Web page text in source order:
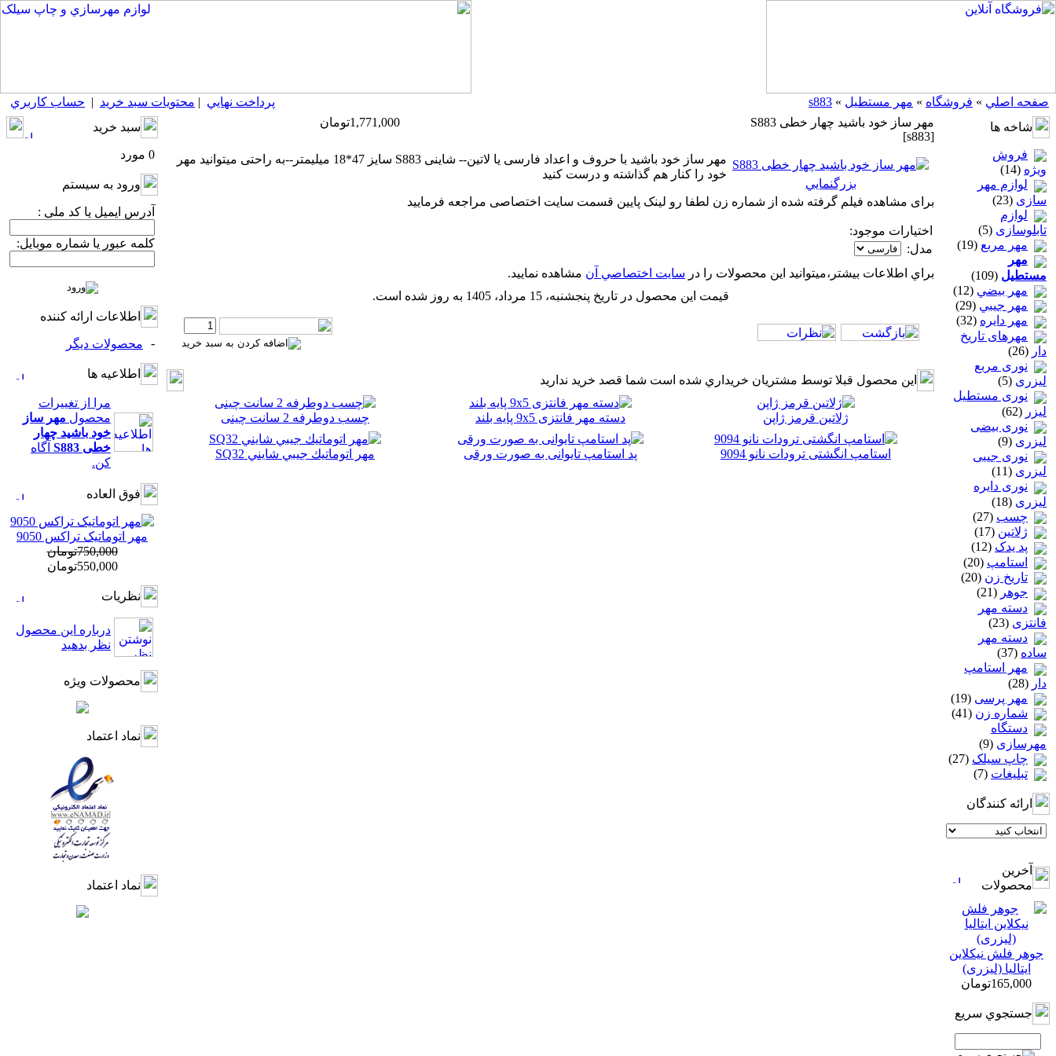
صفحه اصلي » فروشگاه » مهر مستطيل »
s883 پرداخت نهايي | محتويات سبد خريد | حساب كاربري
شاخه ها
فروش
ویژه (14)
لوازم مهر
سازی (23)
لوازم
تابلوسازی (5)
مهر مربع (19)
مهر
مستطيل (109)
مهر بيضي (12)
مهر جيبي (29)
مهر دايره (32)
مهرهای تاریخ
دار (26)
نوری مربع
لیزری (5)
نوری مستطیل
لیزر (62)
نوری بیضی
لیزری (9)
نوری جیبی
لیزری (11)
نوری دایره
لیزری (18)
چسب (27)
ژلاتين (17)
پد یدک (12)
استامپ (20)
تاريخ زن (20)
جوهر (21)
دسته مهر
فانتزی (23)
دسته مهر
ساده (37)
مهر استامپ
دار (28)
مهر پرسی (19)
شماره زن (41)
دستگاه
مهرسازی (9)
چاپ سيلک (27)
تبلیغات (7)
ارائه كنندگان
آخرين
محصولات
جوهر فلش نیکلاین
ایتالیا (لیزری)
165,000تومان
جستجوي سريع
مهر ساز خود باشید چهار خطی S883
[s883]
1,771,000تومان
بزرگنمايي
مهر ساز خود باشید با حروف و اعداد فارسی یا لاتین-- شاینی S883 سایز 47*18 میلیمتر--به راحتی میتوانید مهر
خود را کنار هم گذاشته و درست کنید
برای مشاهده فیلم گرفته شده از شماره زن لطفا رو لینک پایین قسمت سایت اختصاصی مراجعه فرمایید
اختيارات موجود:
مدل:
براي اطلاعات بيشتر،ميتوانيد اين محصولات را در سايت اختصاصي آن مشاهده نماييد.
قیمت این محصول در تاریخ پنجشنبه، 15 مرداد، 1405 به روز شده است.
اين محصول قبلا توسط مشتريان خريداري شده است شما قصد خريد نداريد
ژلاتين قرمز ژاپن دسته مهر فانتزی 9x5 پایه بلند چسب دوطرفه 2 سانت چینی
استامپ انگشتی ترودات نانو 9094 پد استامپ تایوانی به صورت ورقی مهر اتوماتيك جيبي شايني SQ32
سبد خريد
0 مورد
ورود به سيستم
آدرس ایمیل یا کد ملی :
کلمه عبور یا شماره موبایل:
اطلاعات ارائه كننده
-
محصولات ديگر
اطلاعيه ها
مرا از تغييرات
محصول مهر ساز
خود باشید چهار
خطی S883
آگاه
كن.
فوق العاده
مهر اتوماتیک تراکس 9050
750,000تومان
550,000تومان
نظريات
درباره اين محصول
نظر بدهيد
محصولات ویژه
نماد اعتماد
نماد اعتماد